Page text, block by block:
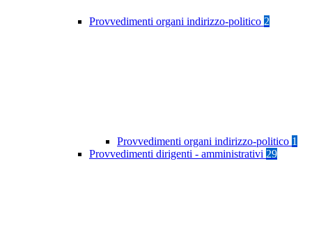
Provvedimenti organi indirizzo-politico 2
Provvedimenti organi indirizzo-politico 1
Provvedimenti dirigenti - amministrativi 29